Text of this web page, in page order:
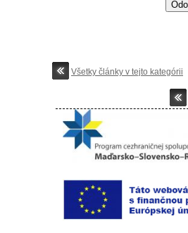
Všetky články v tejto kategórii